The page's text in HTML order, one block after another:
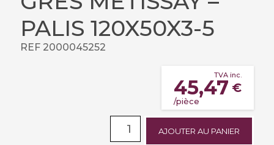
PALIS 120X50X3-5
REF 2000045252
45,47 €
TVA inc.
/pièce
AJOUTER AU PANIER